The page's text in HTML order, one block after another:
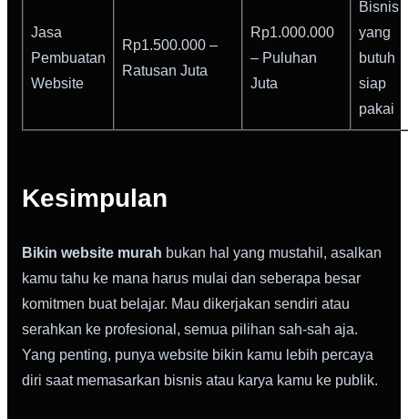
Jasa
Pembuatan
Website
Rp1.500.000 –
Ratusan Juta
Rp1.000.000
– Puluhan
Juta
Bisnis
yang
butuh
siap
pakai
Kesimpulan
Bikin website murah bukan hal yang mustahil, asalkan
kamu tahu ke mana harus mulai dan seberapa besar
komitmen buat belajar. Mau dikerjakan sendiri atau
serahkan ke profesional, semua pilihan sah-sah aja.
Yang penting, punya website bikin kamu lebih percaya
diri saat memasarkan bisnis atau karya kamu ke publik.